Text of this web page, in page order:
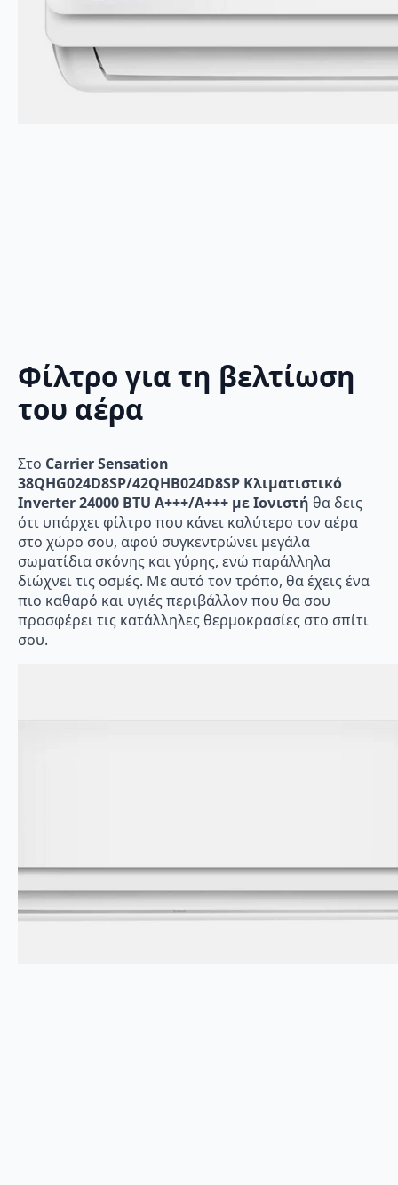
Φίλτρο για τη βελτίωση
του αέρα
Στο Carrier Sensation
38QHG024D8SP/42QHB024D8SP Κλιματιστικό
Inverter 24000 BTU A+++/A+++ με Ιονιστή θα δεις
ότι υπάρχει φίλτρο που κάνει καλύτερο τον αέρα
στο χώρο σου, αφού συγκεντρώνει μεγάλα
σωματίδια σκόνης και γύρης, ενώ παράλληλα
διώχνει τις οσμές. Με αυτό τον τρόπο, θα έχεις ένα
πιο καθαρό και υγιές περιβάλλον που θα σου
προσφέρει τις κατάλληλες θερμοκρασίες στο σπίτι
σου.